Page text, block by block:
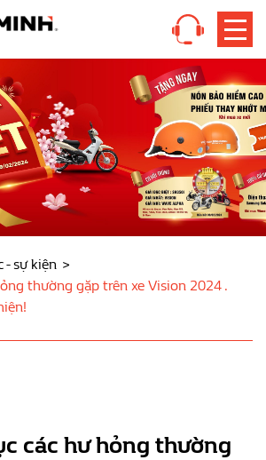
- sự kiện
thường gặp trên xe Vision 2024 .
các hư hỏng thường